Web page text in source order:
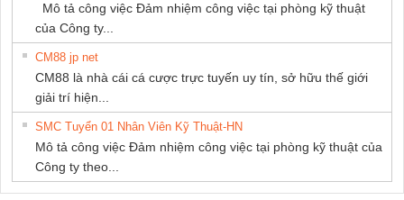
Mô tả công việc Đảm nhiệm công việc tại phòng kỹ thuật
của Công ty...
CM88 jp net
CM88 là nhà cái cá cược trực tuyến uy tín, sở hữu thế giới
giải trí hiện...
SMC Tuyển 01 Nhân Viên Kỹ Thuật-HN
Mô tả công việc Đảm nhiệm công việc tại phòng kỹ thuật của
Công ty theo...